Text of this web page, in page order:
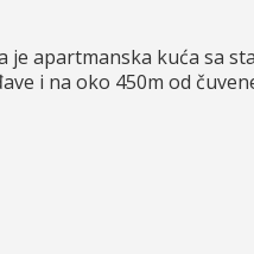
je apartmanska kuća sa
i na oko 450m od